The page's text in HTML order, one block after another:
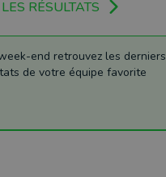
LES RÉSULTATS
end retrouvez les derniers
de votre équipe favorite